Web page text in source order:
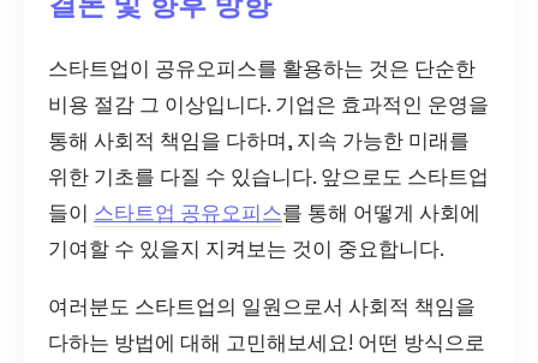
스타트업이 공유오피스를 활용하는 것은 단순한
비용 절감 그 이상입니다. 기업은 효과적인 운영을
통해 사회적 책임을 다하며, 지속 가능한 미래를
위한 기초를 다질 수 있습니다. 앞으로도 스타트업
들이 스타트업 공유오피스를 통해 어떻게 사회에
기여할 수 있을지 지켜보는 것이 중요합니다.
여러분도 스타트업의 일원으로서 사회적 책임을
다하는 방법에 대해 고민해보세요! 어떤 방식으로